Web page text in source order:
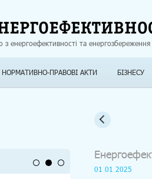
з енергоефективності та енергозбереження
НОРМАТИВНО-ПРАВОВІ АКТИ БІЗНЕСУ
01 01 2025